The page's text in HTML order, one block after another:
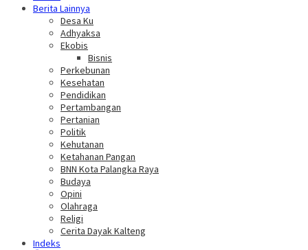
Berita Lainnya
Desa Ku
Adhyaksa
Ekobis
Bisnis
Perkebunan
Kesehatan
Pendidikan
Pertambangan
Pertanian
Politik
Kehutanan
Ketahanan Pangan
BNN Kota Palangka Raya
Budaya
Opini
Olahraga
Religi
Cerita Dayak Kalteng
Indeks